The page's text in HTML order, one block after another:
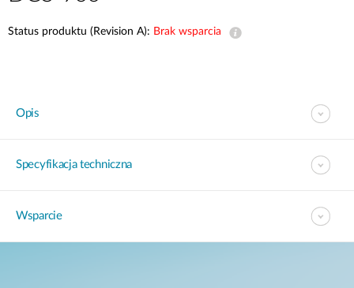
Status produktu (Revision A): Brak wsparcia
Opis
Specyfikacja techniczna
Wsparcie